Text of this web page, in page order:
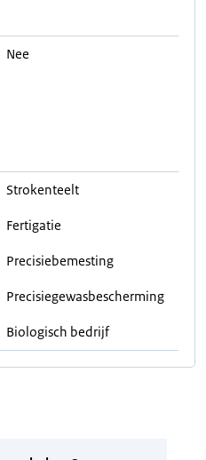
Nee
Strokenteelt
Fertigatie
Precisiebemesting
Precisiegewasbescherming
Biologisch bedrijf